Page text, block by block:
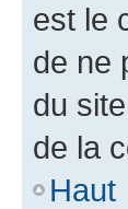
est le
de ne
du
de la
Haut